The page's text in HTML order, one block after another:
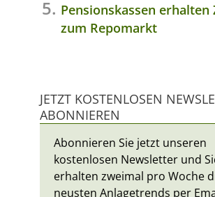
Pensionskassen erhalten
zum Repomarkt
JETZT KOSTENLOSEN
ABONNIEREN
Abonnieren Sie jetzt unseren
kostenlosen Newsletter und
erhalten zweimal pro Woche
neusten Anlagetrends per